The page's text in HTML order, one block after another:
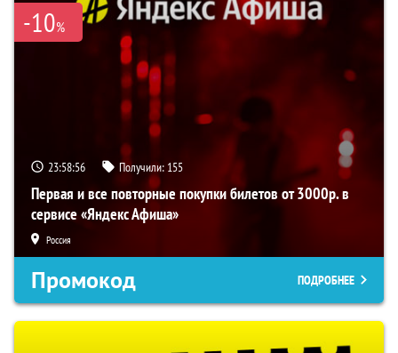
-10%
23:58:56 Получили: 155
Первая и все повторные покупки билетов от 3000р. в
сервисе «Яндекс Афиша»
Россия
Промокод ПОДРОБНЕЕ